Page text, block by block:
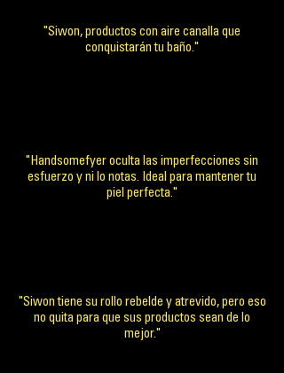
"Siwon, productos con aire canalla que
conquistarán tu baño."
"Handsomefyer oculta las imperfecciones sin
esfuerzo y ni lo notas. Ideal para mantener tu
piel perfecta."
"Siwon tiene su rollo rebelde y atrevido, pero eso
no quita para que sus productos sean de lo
mejor."